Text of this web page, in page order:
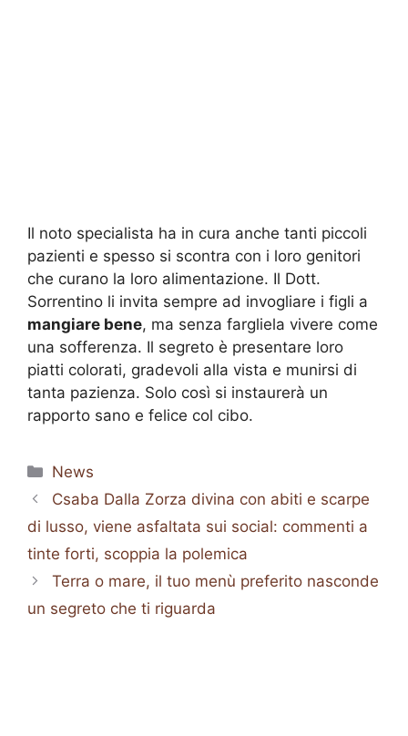
Il noto specialista ha in cura anche tanti piccoli
pazienti e spesso si scontra con i loro genitori
che curano la loro alimentazione. Il Dott.
Sorrentino li invita sempre ad invogliare i figli a
mangiare bene, ma senza fargliela vivere come
una sofferenza. Il segreto è presentare loro
piatti colorati, gradevoli alla vista e munirsi di
tanta pazienza. Solo così si instaurerà un
rapporto sano e felice col cibo.
Categorie
News
Csaba Dalla Zorza divina con abiti e scarpe
di lusso, viene asfaltata sui social: commenti a
tinte forti, scoppia la polemica
Terra o mare, il tuo menù preferito nasconde
un segreto che ti riguarda